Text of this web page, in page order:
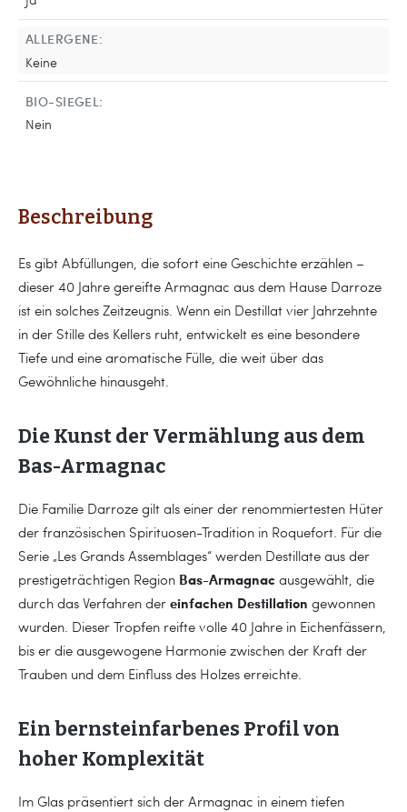
ALLERGENE:
Keine
BIO-SIEGEL:
Nein
Beschreibung
Es gibt Abfüllungen, die sofort eine Geschichte erzählen –
dieser 40 Jahre gereifte Armagnac aus dem Hause Darroze
ist ein solches Zeitzeugnis. Wenn ein Destillat vier Jahrzehnte
in der Stille des Kellers ruht, entwickelt es eine besondere
Tiefe und eine aromatische Fülle, die weit über das
Gewöhnliche hinausgeht.
Die Kunst der Vermählung aus dem
Bas-Armagnac
Die Familie Darroze gilt als einer der renommiertesten Hüter
der französischen Spirituosen-Tradition in Roquefort. Für die
Serie „Les Grands Assemblages“ werden Destillate aus der
prestigeträchtigen Region Bas-Armagnac ausgewählt, die
durch das Verfahren der einfachen Destillation gewonnen
wurden. Dieser Tropfen reifte volle 40 Jahre in Eichenfässern,
bis er die ausgewogene Harmonie zwischen der Kraft der
Trauben und dem Einfluss des Holzes erreichte.
Ein bernsteinfarbenes Profil von
hoher Komplexität
Im Glas präsentiert sich der Armagnac in einem tiefen